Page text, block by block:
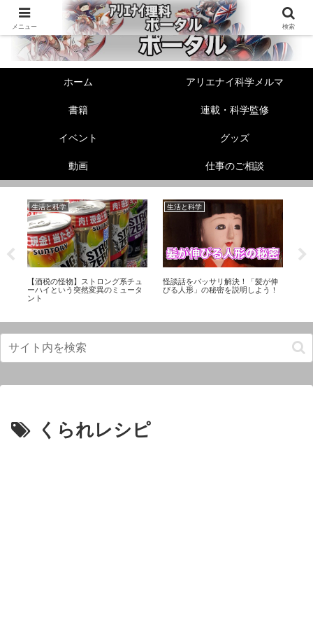
ホーム アリエナイ科学メルマ
書籍 連載・科学監修
イベント グッズ
動画 仕事のご相談
生活と科学
【酒税の怪物】ストロング系チュ
ーハイという突然変異のミュータ
ント
生活と科学
怪談話をバッサリ解決！「髪が伸
びる人形」の秘密を説明しよう！
くられレシピ
メニュー 検索